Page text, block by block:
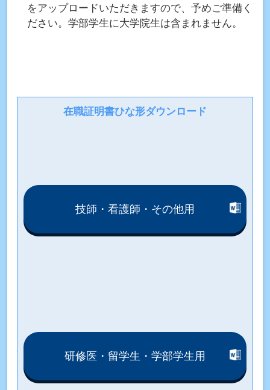
をアップロードいただきますので、予めご準備く
ださい。学部学生に大学院生は含まれません。
在職証明書ひな形ダウンロード
技師・看護師・その他用
研修医・留学生・学部学生用